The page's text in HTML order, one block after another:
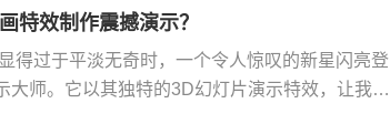
特效制作震撼演示？
得过于平淡无奇时，一个令人惊叹的新星闪亮登
师。它以其独特的3D幻灯片演示特效，让我们